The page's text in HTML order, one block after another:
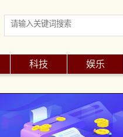
科技 娱乐